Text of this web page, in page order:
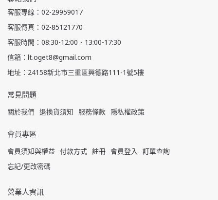
客服專線：02-29959017
客服傳真：02-85121770
客服時間：08:30-12:00．13:00-17:30
信箱：lt.oget8@gmail.com
地址：24158新北市三重區興德路111-1號5樓
常見問題
關於我們 退換貨須知 服務條款 隱私權政策
會員專區
會員須知與權益 付款方式 註冊 會員登入
訂單查詢
忘記/更改密碼
營業人資訊